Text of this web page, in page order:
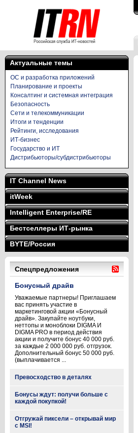
Актуальные темы
ОС и разработка приложений
Планирование и проекты
Консалтинг и системная интеграция
Безопасность
Сети и телекоммуникации
Итоги и тенденции
Рейтинги, исследования
ИТ-бизнес
Государство и ИТ
Дистрибьюторы/субдистрибьюторы
IT Channel News
itWeek
Intelligent Enterprise/RE
Бестселлеры ИТ-рынка
BYTE/Россия
Спецпредложения
Бонусный драйв
Уважаемые партнеры! Приглашаем
вас принять участие в
маркетинговой акции «Бонусный
драйв». Закупайте ноутбуки,
неттопы и моноблоки DIGMA И
DIGMA PRO в период действия
акции и получите бонус 40 000 руб.
за каждые 2 000 000 руб. отгрузок.
Дополнительный бонус 50 000 руб.
(выплачивается ...
Превосходство в деталях
Бонусы ждут: получи больше с
каждой покупкой!
Отгружай пиксели – открывай мир
с MSI!